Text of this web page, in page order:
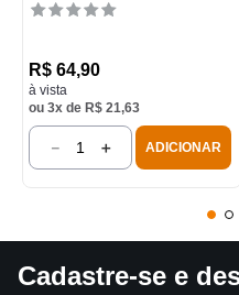
R$ 64,90
à vista
ou 3x de R$ 21,63
＋
－ ADICIONAR
Cadastre-se e